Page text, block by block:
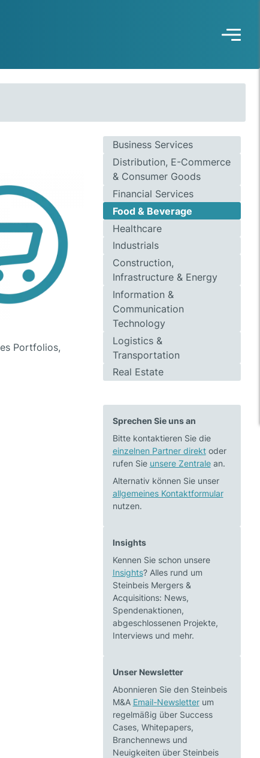
Portfolios,
Business Services
Distribution, E-Commerce
& Consumer Goods
Financial Services
Food & Beverage
Healthcare
Industrials
Construction,
Infrastructure & Energy
Information &
Communication
Technology
Logistics &
Transportation
Real Estate
Sprechen Sie uns an
Bitte kontaktieren Sie die
einzelnen Partner direktoder
rufen Sie unsere Zentralean.
Alternativ können Sie unser
allgemeines Kontaktformular
nutzen.
Insights
Kennen Sie schon unsere
Insights? Alles rund um
Steinbeis Mergers &
Acquisitions: News,
Spendenaktionen,
abgeschlossenen Projekte,
Interviews und mehr.
Unser Newsletter
Abonnieren Sie den Steinbeis
M&A Email-Newsletterum
regelmäßig über Success
Cases, Whitepapers,
Branchennews und
Neuigkeiten über Steinbeis